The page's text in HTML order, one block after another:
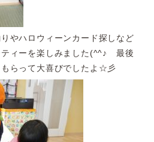
やハロウィーンカード探しなど
ティーを楽しみました(^^♪ 最後
らって大喜びでしたよ☆彡